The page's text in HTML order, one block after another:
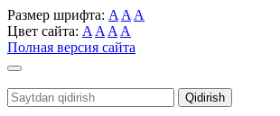
Размер шрифта: A A A
Цвет сайта: A A A A
Полная версия сайта
Toggle
navigation
Qidirish